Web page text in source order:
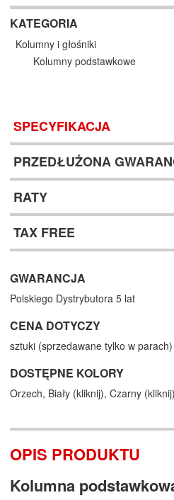
KATEGORIA
Kolumny i głośniki
Kolumny podstawkowe
SPECYFIKACJA
PRZEDŁUŻONA
RATY
TAX FREE
GWARANCJA
Polskiego Dystrybutora 5 lat
CENA DOTYCZY
sztuki (sprzedawane tylko w parach)
DOSTĘPNE KOLORY
Orzech, Biały (kliknij), Czarny (kliknij)
OPIS PRODUKTU
Kolumna